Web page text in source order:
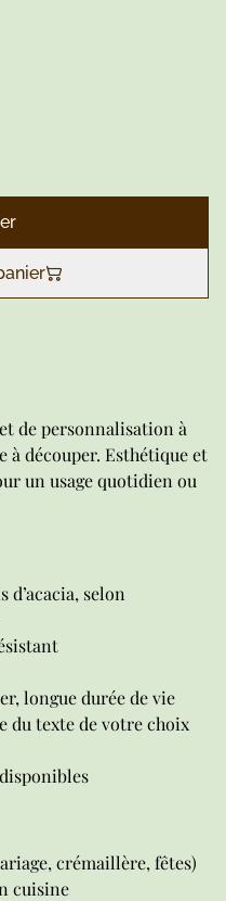
de personnalisation à
à découper. Esthétique et
un usage quotidien ou
d’acacia, selon
longue durée de vie
du texte de votre choix
crémaillère, fêtes)
cuisine